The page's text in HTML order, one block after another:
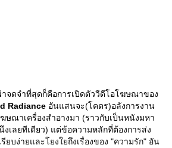
จดจำที่สุดก็คือการเปิดตัววีดีโอโฆษณาของ
Radiance อันแสนจะ(โคตร)อลังการงาน
ษณาเครื่องสำอางมา (ราวกับเป็นหนังมหา
งเลยทีเดียว) แต่ข้อความหลักที่ต้องการส่ง
ยบง่ายและโยงใยถึงเรื่องของ "ความรัก" อัน